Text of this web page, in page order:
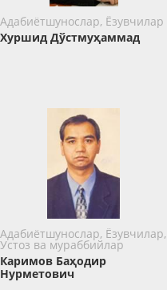
Адабиётшунослар, Ёзувчилар
Хуршид Дўстмуҳаммад
Адабиётшунослар, Ёзувчилар,
Устоз ва мураббийлар
Каримов Баҳодир
Нурметович